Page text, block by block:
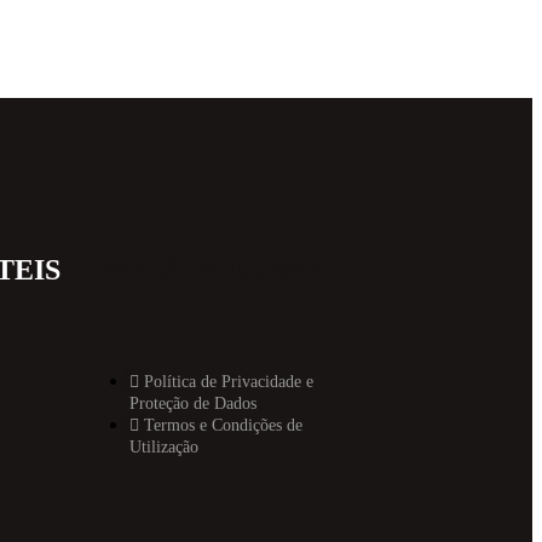
Política de Privacidade e
Proteção de Dados
Termos e Condições de
Utilização